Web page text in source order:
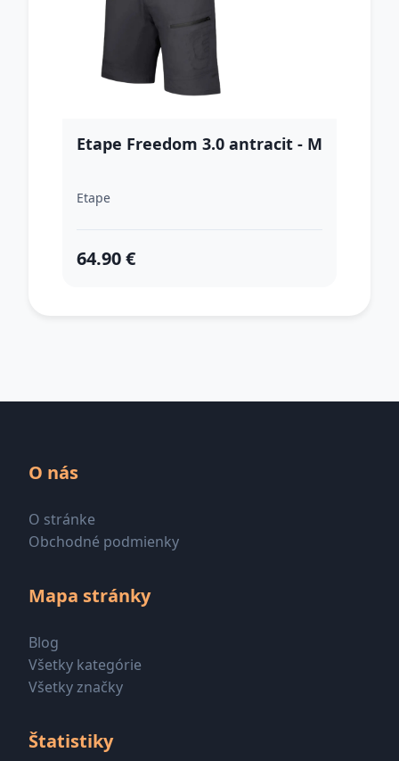
Etape Freedom 3.0 antracit - M
Etape
64.90 €
O nás
O stránke
Obchodné podmienky
Mapa stránky
Blog
Všetky kategórie
Všetky značky
Štatistiky